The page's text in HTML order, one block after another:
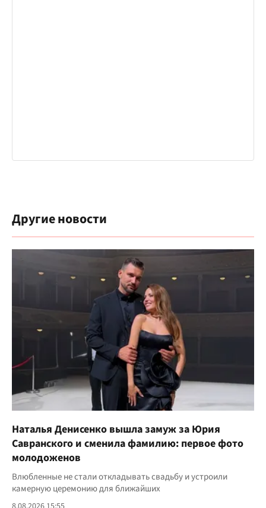
Другие новости
Наталья Денисенко вышла замуж за Юрия
Савранского и сменила фамилию: первое фото
молодоженов
Влюбленные не стали откладывать свадьбу и устроили
камерную церемонию для ближайших